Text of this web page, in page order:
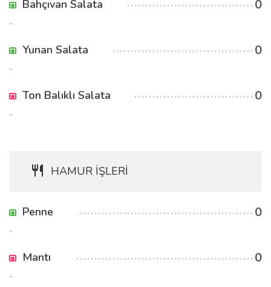
Bahçıvan Salata 0
..
Yunan Salata 0
..
Ton Balıklı Salata 0
..
HAMUR İŞLERİ
Penne 0
..
Mantı 0
..